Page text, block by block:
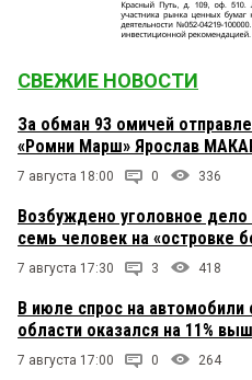
СВЕЖИЕ НОВОСТИ
За обман 93 омичей
«Ромни Марш» Ярослав
7 августа 18:00 0 336
Возбуждено уголовное
семь человек на «островке
7 августа 17:30 3 418
В июле спрос на
области оказался на 11%
7 августа 17:00 0 264